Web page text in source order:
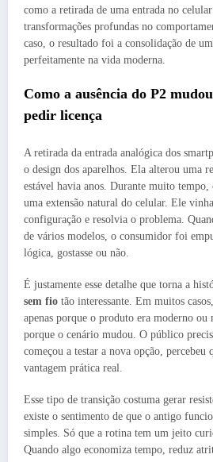
como a retirada de uma entrada no
transformações profundas no
caso, o resultado foi a consolidação de
perfeitamente na vida moderna.
Como a ausência do P2
pedir licença
A retirada da entrada analógica dos
o design dos aparelhos. Ela alterou uma
estável havia anos. Durante muito tempo,
uma extensão natural do celular. Ele
configuração e resolvia o problema.
de vários modelos, o consumidor foi
lógica, gostasse ou não.
É justamente esse detalhe que torna a
sem fio tão interessante. Em muitos
apenas porque o produto era moderno ou
porque o cenário mudou. O público
começou a testar a nova opção, percebeu
vantagem prática real.
Esse tipo de transição costuma gerar
existe o sentimento de que o antigo
simples. Só que a rotina tem um jeito
Quando algo economiza tempo, reduz